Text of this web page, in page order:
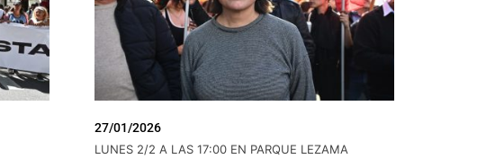
27/01/2026
LUNES 2/2 A LAS 17:00 EN PARQUE LEZAMA